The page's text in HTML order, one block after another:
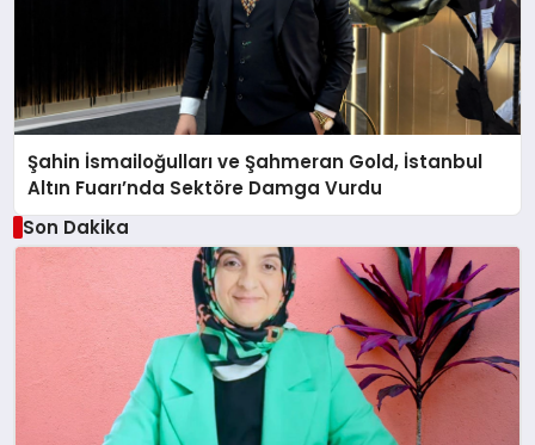
Şahin İsmailoğulları ve Şahmeran Gold, İstanbul
Altın Fuarı’nda Sektöre Damga Vurdu
Son Dakika